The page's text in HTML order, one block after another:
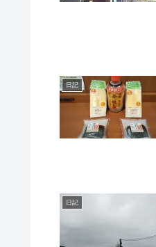
日記
日記